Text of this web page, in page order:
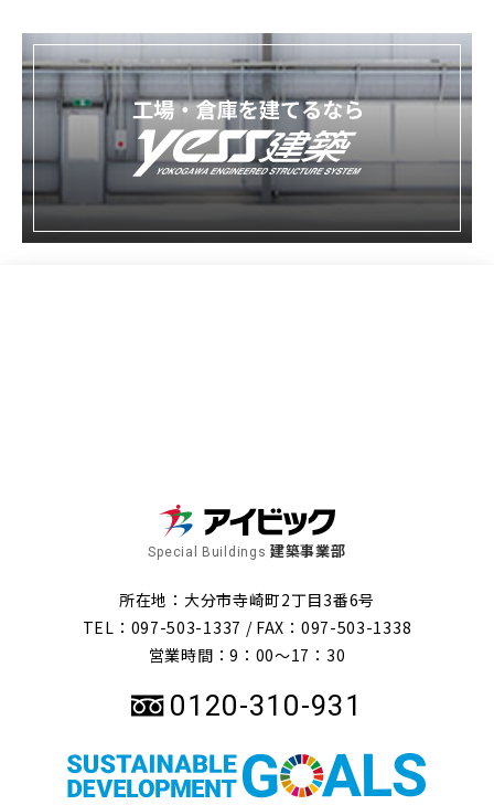
Special Buildings 建築事業部
所在地：大分市寺崎町2丁目3番6号
TEL：097-503-1337 / FAX：097-503-1338
営業時間：9：00～17：30
0120-310-931